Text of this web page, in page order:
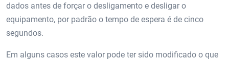
dados antes de forçar o desligamento e desligar o
equipamento, por padrão o tempo de espera é de cinco
segundos.
Em alguns casos este valor pode ter sido modificado o que